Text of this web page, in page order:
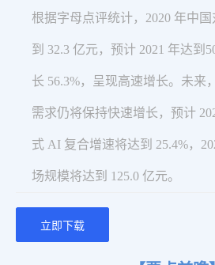
根据字⺟点评统计，2020 年中
到 32.3 亿元，预计 2021 年达到
⻓ 56.3%，呈现⾼速增⻓。未来
需求仍将保持快速增⻓，预计
式 AI 复合增速将达到 25.4%，
场规模将达到 125.0 亿元。
立即下载